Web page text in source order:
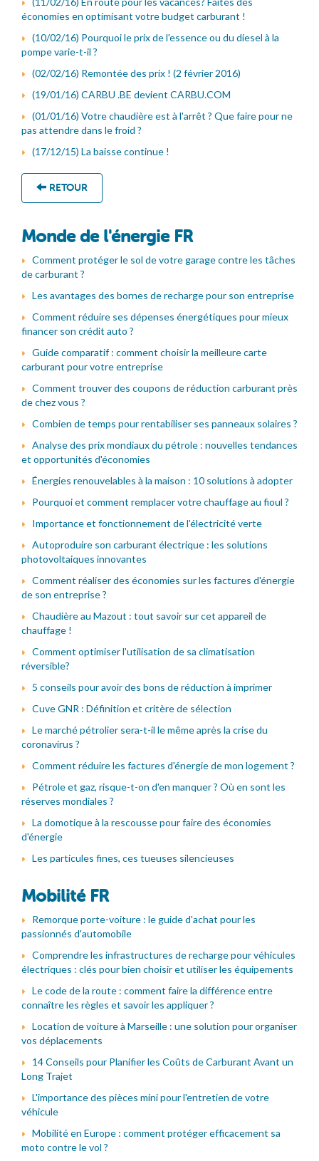
économies en optimisant votre budget carburant !
(10/02/16) Pourquoi le prix de l'essence ou du diesel à la
pompe varie-t-il ?
(02/02/16) Remontée des prix ! (2 février 2016)
(19/01/16) CARBU .BE devient CARBU.COM
(01/01/16) Votre chaudière est à l'arrêt ? Que faire pour ne
pas attendre dans le froid ?
(17/12/15) La baisse continue !
RETOUR
Monde de l'énergie FR
Comment protéger le sol de votre garage contre les tâches
de carburant ?
Les avantages des bornes de recharge pour son entreprise
Comment réduire ses dépenses énergétiques pour mieux
financer son crédit auto ?
Guide comparatif : comment choisir la meilleure carte
carburant pour votre entreprise
Comment trouver des coupons de réduction carburant près
de chez vous ?
Combien de temps pour rentabiliser ses panneaux solaires ?
Analyse des prix mondiaux du pétrole : nouvelles tendances
et opportunités d'économies
Énergies renouvelables à la maison : 10 solutions à adopter
Pourquoi et comment remplacer votre chauffage au fioul ?
Importance et fonctionnement de l'électricité verte
Autoproduire son carburant électrique : les solutions
photovoltaiques innovantes
Comment réaliser des économies sur les factures d'énergie
de son entreprise ?
Chaudière au Mazout : tout savoir sur cet appareil de
chauffage !
Comment optimiser l'utilisation de sa climatisation
réversible?
5 conseils pour avoir des bons de réduction à imprimer
Cuve GNR : Définition et critère de sélection
Le marché pétrolier sera-t-il le même après la crise du
coronavirus ?
Comment réduire les factures d'énergie de mon logement ?
Pétrole et gaz, risque-t-on d'en manquer ? Où en sont les
réserves mondiales ?
La domotique à la rescousse pour faire des économies
d'énergie
Les particules fines, ces tueuses silencieuses
Mobilité FR
Remorque porte-voiture : le guide d'achat pour les
passionnés d'automobile
Comprendre les infrastructures de recharge pour véhicules
électriques : clés pour bien choisir et utiliser les équipements
Le code de la route : comment faire la différence entre
connaître les règles et savoir les appliquer ?
Location de voiture à Marseille : une solution pour organiser
vos déplacements
14 Conseils pour Planifier les Coûts de Carburant Avant un
Long Trajet
L'importance des pièces mini pour l'entretien de votre
véhicule
Mobilité en Europe : comment protéger efficacement sa
moto contre le vol ?